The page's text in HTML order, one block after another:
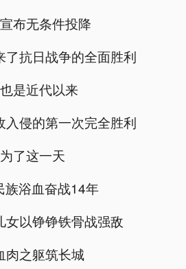
布无条件投降
了抗日战争的全面胜利
是近代以来
入侵的第一次完全胜利
为了这一天
族浴血奋战14年
女以铮铮铁骨战强敌
肉之躯筑长城